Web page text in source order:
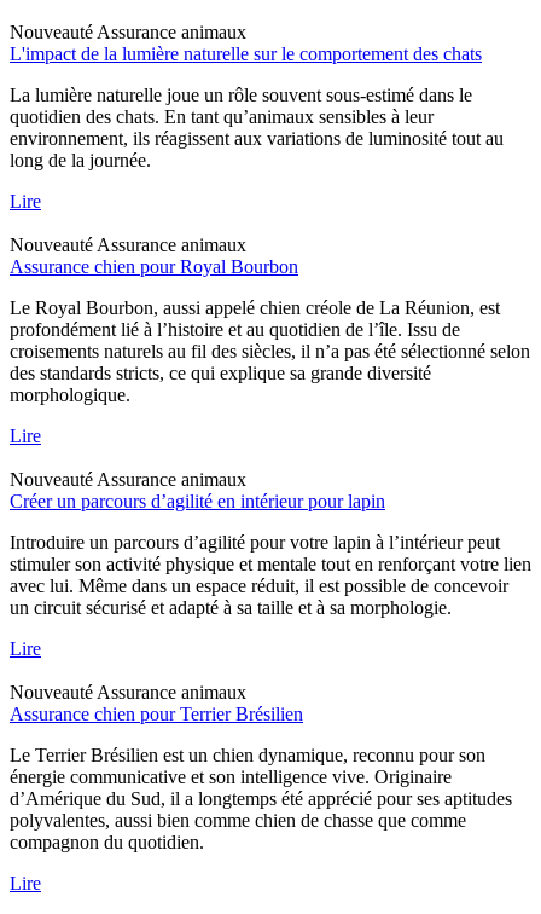
Nouveauté Assurance animaux
L'impact de la lumière naturelle sur le comportement des chats
La lumière naturelle joue un rôle souvent sous-estimé dans le
quotidien des chats. En tant qu’animaux sensibles à leur
environnement, ils réagissent aux variations de luminosité tout au
long de la journée.
Lire
Nouveauté Assurance animaux
Assurance chien pour Royal Bourbon
Le Royal Bourbon, aussi appelé chien créole de La Réunion, est
profondément lié à l’histoire et au quotidien de l’île. Issu de
croisements naturels au fil des siècles, il n’a pas été sélectionné selon
des standards stricts, ce qui explique sa grande diversité
morphologique.
Lire
Nouveauté Assurance animaux
Créer un parcours d’agilité en intérieur pour lapin
Introduire un parcours d’agilité pour votre lapin à l’intérieur peut
stimuler son activité physique et mentale tout en renforçant votre lien
avec lui. Même dans un espace réduit, il est possible de concevoir
un circuit sécurisé et adapté à sa taille et à sa morphologie.
Lire
Nouveauté Assurance animaux
Assurance chien pour Terrier Brésilien
Le Terrier Brésilien est un chien dynamique, reconnu pour son
énergie communicative et son intelligence vive. Originaire
d’Amérique du Sud, il a longtemps été apprécié pour ses aptitudes
polyvalentes, aussi bien comme chien de chasse que comme
compagnon du quotidien.
Lire